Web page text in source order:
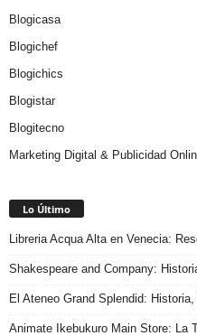
Blogicasa
Blogichef
Blogichics
Blogistar
Blogitecno
Marketing Digital & Publicidad
Lo Último
Libreria Acqua Alta en Venecia:
Shakespeare and Company:
El Ateneo Grand Splendid:
Animate Ikebukuro Main Store: La